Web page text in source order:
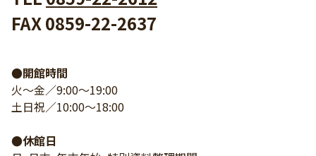
FAX 0859-22-2637
●開館時間
火～金／9:00～19:00
土日祝／10:00～18:00
●休館日